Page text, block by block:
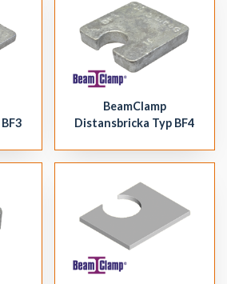
BeamClamp
Distansbricka Typ BF4